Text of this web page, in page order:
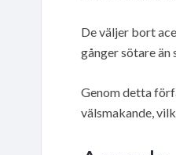
De väljer bort
gånger sötare
Genom detta
välsmakande,